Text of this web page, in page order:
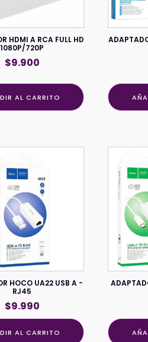
HDMI A RCA FULL HD
1080P/720P
$9.900
AL CARRITO
HOCO UA22 USB A -
RJ45
$9.990
AL CARRITO